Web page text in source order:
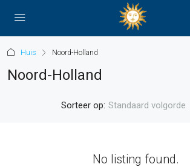
Huis Noord-Holland
Noord-Holland
Sorteer op: Standaard volgorde
No listing found.